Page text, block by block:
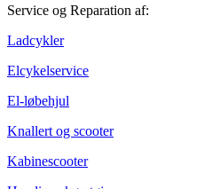
Service og Reparation af:
Ladcykler
Elcykelservice
El-løbehjul
Knallert og scooter
Kabinescooter